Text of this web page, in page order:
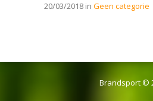
20/03/2018 in Geen categorie
Brandsport ©